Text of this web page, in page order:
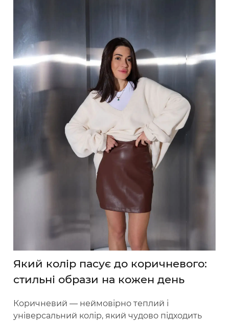
Який колір пасує до коричневого:
стильні образи на кожен день
Коричневий — неймовірно теплий і
універсальний колір, який чудово підходить